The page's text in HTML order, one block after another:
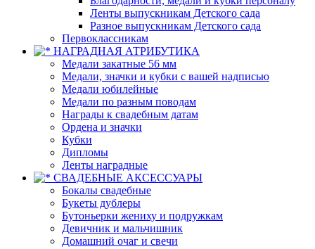
Ленты выпускникам Детского сада
Разное выпускникам Детского сада
Первоклассникам
НАГРАДНАЯ АТРИБУТИКА
Медали закатные 56 мм
Медали, значки и кубки с вашей надписью
Медали юбилейные
Медали по разным поводам
Награды к свадебным датам
Ордена и значки
Кубки
Дипломы
Ленты наградные
СВАДЕБНЫЕ АКСЕССУАРЫ
Бокалы свадебные
Букеты дублеры
Бутоньерки жениху и подружкам
Девичник и мальчишник
Домашний очаг и свечи